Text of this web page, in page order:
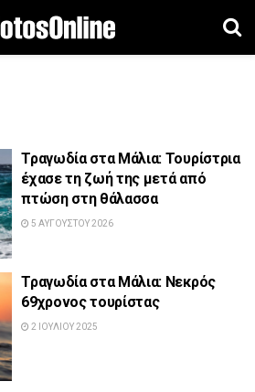
Τραγωδία στα Μάλια: Τουρίστρια
έχασε τη ζωή της μετά από
πτώση στη θάλασσα
5 ΑΥΓΟΎΣΤΟΥ 2026
Τραγωδία στα Μάλια: Νεκρός
69χρονος τουρίστας
2 ΙΟΥΛΊΟΥ 2025